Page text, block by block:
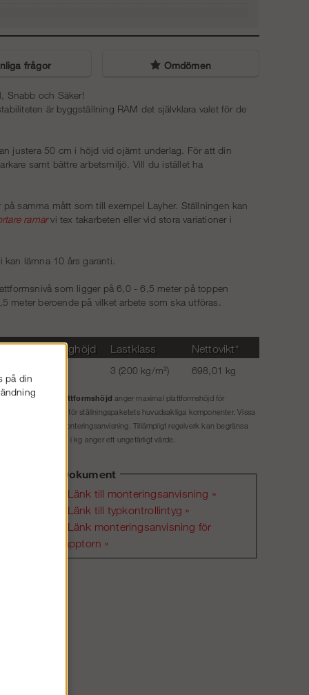
Uppgångspaket 4 m (1/3)
Uppgångspaket 6 m (2/3)
3 740 kr
Trapptorn 4 m - Ram - stål
23 738 kr
34 988 kr
frågor Omdömen
Snabb och Säker!
är byggställning RAM det självklara valet för de
justera 50 cm i höjd vid ojämt underlag. För att din
samt bättre arbetsmiljö. Vill du istället ha
samma mått som till exempel Layher. Ställningen kan
ramarvi tex takarbeten eller vid stora variationer i
lämna 10 års garanti.
som ligger på 6,0 - 6,5 meter på toppen
meter beroende på vilket arbete som ska utföras.
Max bygghöjd Lastklass Nettovikt*
3 (200 kg/m²) 698,01 kg
exkl. tillval. Plattformshöjd anger maximal plattformshöjd för
material som gäller för ställningspaketets huvudsakliga komponenter. Vissa
tillåten höjd enligt monteringsanvisning. Tillämpligt regelverk kan begränsa
Tillåten belastning i kg anger ett ungefärligt värde.
Dokument
Länk till monteringsanvisning »
Länk till typkontrollintyg »
Länk monteringsanvisning för
trapptorn »
på din